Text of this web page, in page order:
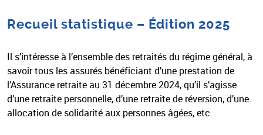
Recueil statistique – Édition 2025
Il s’intéresse à l’ensemble des retraités du régime général, à
savoir tous les assurés bénéficiant d’une prestation de
l’Assurance retraite au 31 décembre 2024, qu’il s’agisse
d’une retraite personnelle, d’une retraite de réversion, d’une
allocation de solidarité aux personnes âgées, etc.